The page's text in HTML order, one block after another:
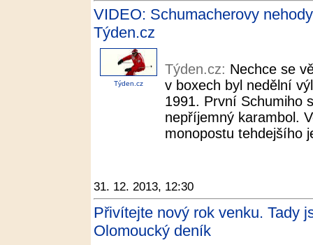
VIDEO: Schumacherovy
Týden.cz
Týden.cz
Týden.cz: Nechce se
v boxech byl nedělní
1991. První Schumiho
nepříjemný karambol.
monopostu tehdejšího
31. 12. 2013, 12:30
Přivítejte nový rok venku. Tady
Olomoucký deník